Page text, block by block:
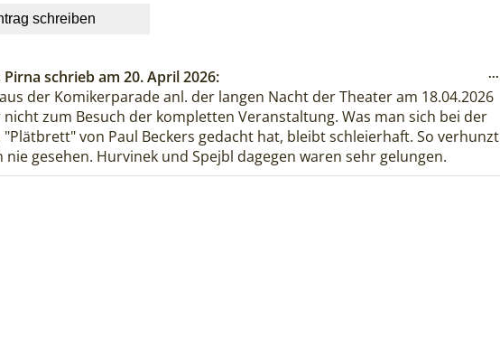
Pirna schrieb am 20. April 2026
der Komikerparade anl. der langen Nacht der Theater am 18.04.2026
zum Besuch der kompletten Veranstaltung. Was man sich bei der
von Paul Beckers gedacht hat, bleibt schleierhaft. So verhunzt
nie gesehen. Hurvinek und Spejbl dagegen waren sehr gelungen.
...